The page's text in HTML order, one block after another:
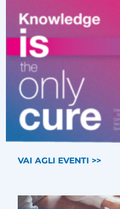
VAI AGLI EVENTI >>